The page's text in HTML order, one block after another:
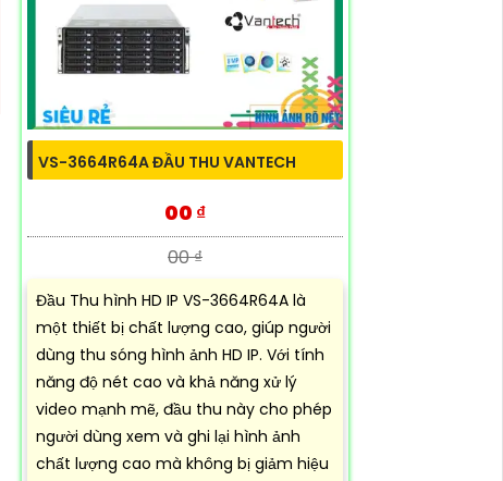
VS-3664R64A ĐẦU THU VANTECH
00 ₫
00 ₫
Đầu Thu hình HD IP VS-3664R64A là
một thiết bị chất lượng cao, giúp người
dùng thu sóng hình ảnh HD IP. Với tính
năng độ nét cao và khả năng xử lý
video mạnh mẽ, đầu thu này cho phép
người dùng xem và ghi lại hình ảnh
chất lượng cao mà không bị giảm hiệu